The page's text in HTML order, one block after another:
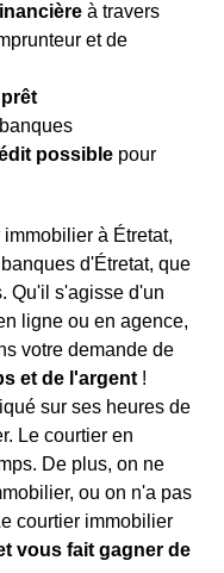
à travers
et de
possible pour
à Étretat,
d'Étretat, que
Qu'il s'agisse d'un
ligne ou en agence,
votre demande de
et de l'argent !
sur ses heures de
Le courtier en
De plus, on ne
ou on n'a pas
courtier immobilier
vous fait gagner de